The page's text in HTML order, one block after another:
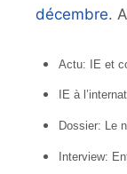
décembre.
Actu: IE et
IE à
Dossier: Le
Interview: